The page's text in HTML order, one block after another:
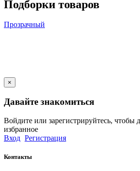
Подборки товаров
Прозрачный
×
Давайте знакомиться
Войдите или зарегистрируйтесь, чтобы
избранное
Вход Регистрация
Контакты